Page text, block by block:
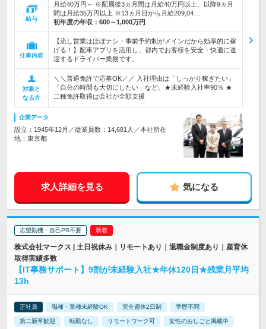
給与
月給40万円～ ※配属後3ヵ月間は月給40万円以上、以降9ヵ月
間は月給35万円以上 ※13ヵ月目から月給209,04…
初年度の年収： 600～1,000万円
仕事内容
【流し営業はほぼナシ・事前予約制がメインだから効率的に稼
げる！】配車アプリを活用し、都内でお客様を安全・快適に送
迎するドライバー業務です。
対象と
なる方
＼＼普通免許で応募OK／／ 入社理由は「しっかり稼ぎたい」
「自分の時間も大切にしたい」など。★未経験入社率90％ ★
二種免許取得は会社が全額支援
企業データ
設立：1945年12月／従業員数：14,681人／本社所在
地：東京都
求人詳細を見る 気になる
志望動機・自己PR不要
株式会社マークス | 土日祝休み｜リモートあり｜退職金制度あり｜産育休
取得実績多数
【IT事務サポート】9割が未経験入社★年休120日★残業月平均
13h
正社員 職種・業種未経験OK 完全週休2日制 学歴不問
第二新卒歓迎 転勤なし リモートワーク可 女性のおしごと掲載中